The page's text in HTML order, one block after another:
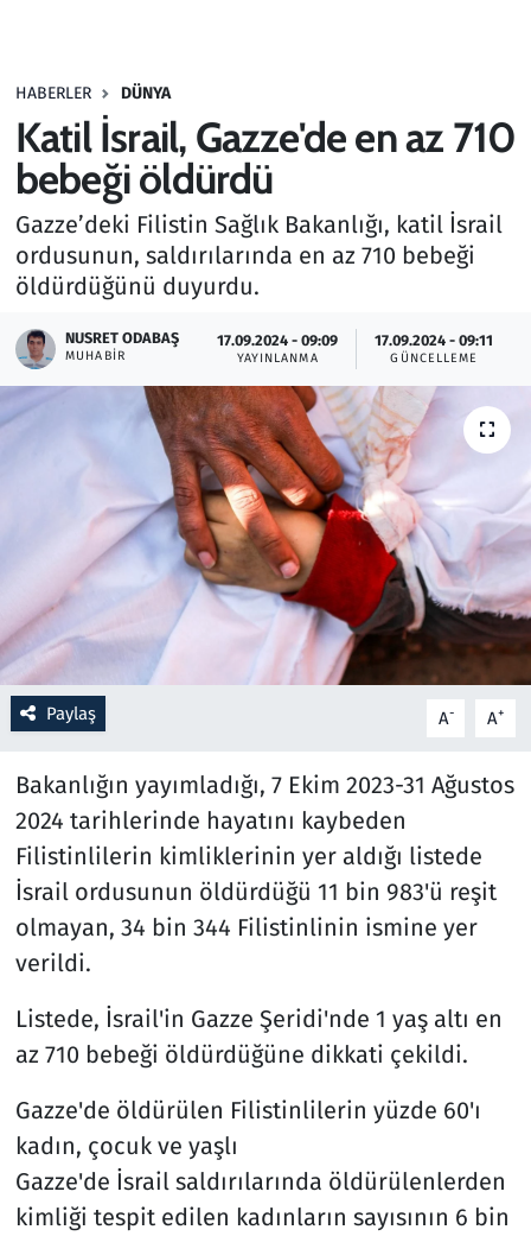
HABERLER DÜNYA
Katil İsrail, Gazze'de en az 710
bebeği öldürdü
Gazze’deki Filistin Sağlık Bakanlığı, katil İsrail
ordusunun, saldırılarında en az 710 bebeği
öldürdüğünü duyurdu.
NUSRET ODABAŞ
MUHABIR
17.09.2024 - 09:09
YAYINLANMA
17.09.2024 - 09:11
GÜNCELLEME
Paylaş A- A+
Bakanlığın yayımladığı, 7 Ekim 2023-31 Ağustos
2024 tarihlerinde hayatını kaybeden
Filistinlilerin kimliklerinin yer aldığı listede
İsrail ordusunun öldürdüğü 11 bin 983'ü reşit
olmayan, 34 bin 344 Filistinlinin ismine yer
verildi.
Listede, İsrail'in Gazze Şeridi'nde 1 yaş altı en
az 710 bebeği öldürdüğüne dikkati çekildi.
Gazze'de öldürülen Filistinlilerin yüzde 60'ı
kadın, çocuk ve yaşlı
Gazze'de İsrail saldırılarında öldürülenlerden
kimliği tespit edilen kadınların sayısının 6 bin
Haber
Kültür Sanat
Kurumsal Haberler
Lezzet Durağı
Memur ve Kamu
Otomobil
Ramazan
Resmi İlanlar
Rüya Tabirleri
Sağlık
Savunma Sanayi
Seçim 2023
Spor
Teknoloji ve Bilim
Televizyon